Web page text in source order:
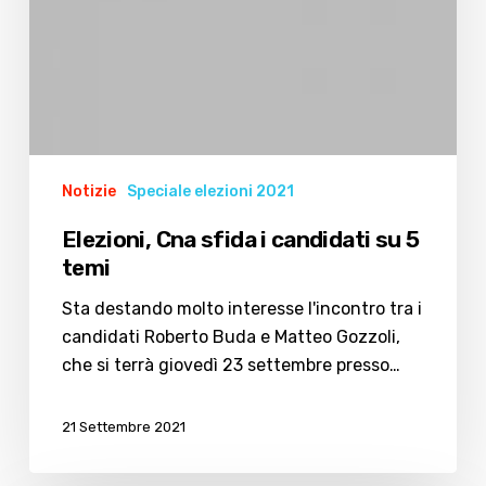
Notizie Speciale elezioni 2021
Elezioni, Cna sfida i candidati su 5
temi
Sta destando molto interesse l'incontro tra i
candidati Roberto Buda e Matteo Gozzoli,
che si terrà giovedì 23 settembre presso…
21 Settembre 2021